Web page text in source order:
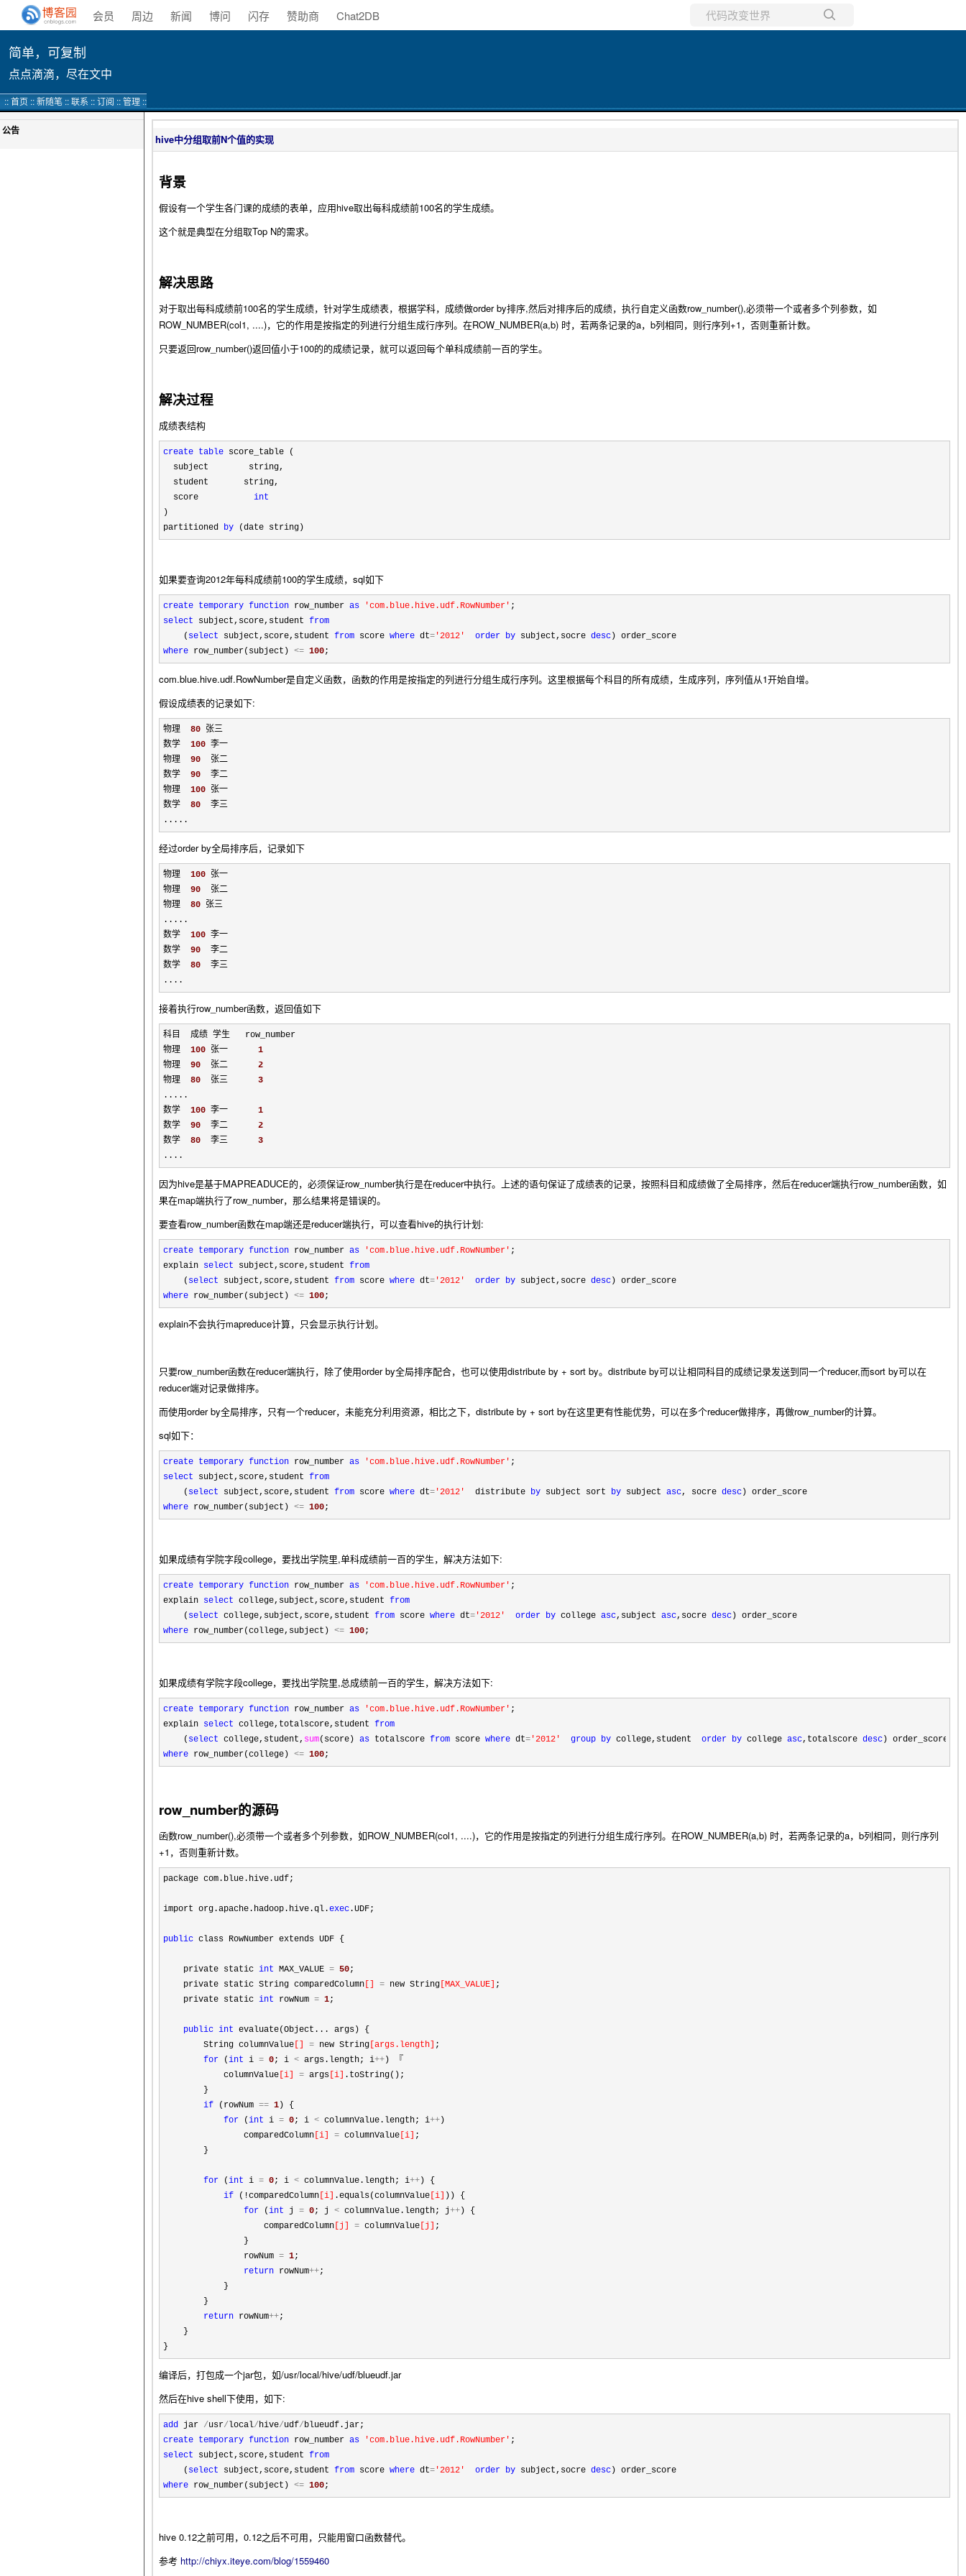
会员 周边 新闻 博问 闪存 赞助商 Chat2DB
简单，可复制
点点滴滴，尽在文中
::首页 ::新随笔 ::联系 ::订阅 ::管理 ::
公告
hive中分组取前N个值的实现
背景
假设有一个学生各门课的成绩的表单，应用hive取出每科成绩前100名的学生成绩。
这个就是典型在分组取Top N的需求。
解决思路
对于取出每科成绩前100名的学生成绩，针对学生成绩表，根据学科，成绩做order by排序,然后对排序后的成绩，执行自定义函数row_number(),必须带一个或者多个列参数，如
ROW_NUMBER(col1, ....)，它的作用是按指定的列进行分组生成行序列。 在ROW_NUMBER(a,b) 时，若两条记录的a，b列相同，则行序列+1，否则重新计数。
只要返回row_number()返回值小于100的的成绩记录，就可以返回每个单科成绩前一百的学生。
解决过程
成绩表结构
create table score_table (
  subject        string,
  student       string,
  score
int
)
partitioned by (date string)
如果要查询2012年每科成绩前100的学生成绩，sql如下
create temporary function row_number as 'com.blue.hive.udf.RowNumber '
select subject,score,student from
    (
select subject,score,student from score where dt= '2012 ' order by subject,socre desc
where row_number(subject) <= 100;
com.blue.hive.udf.RowNumber是自定义函数，函数的作用是按指定的列进行分组生成行序列。这里根据每个科目的所有成绩，生成序列，序列值从1开始自增。
假设成绩表的记录如下:
物理 80 张三
数学 100 李一
物理 90
  张二
数学 90
  李二
物理 100 张一
数学 80
  李三
.....
经过order by全局排序后，记录如下
物理 100 张一
物理 90
  张二
物理 80 张三
.....
数学 100 李一
数学 90
  李二
数学 80
  李三
....
接着执行row_number函数，返回值如下
科目  成绩 学生   row_number
物理 100 张一 1
物理 90
  张二
2
物理 80
  张三
3
.....
数学 100 李一 1
数学 90
  李二
2
数学 80
  李三
3
....
因为hive是基于MAPREADUCE的，必须保证row_number执行是在reducer中执行。上述的语句保证了成绩表的记录，按照科目和成绩做了全局排序，然后在reducer端执行row_number函数，如
果在map端执行了row_number，那么结果将是错误的。
要查看row_number函数在map端还是reducer端执行，可以查看hive的执行计划:
create temporary function row_number as 'com.blue.hive.udf.RowNumber ' ;
explain select subject,score,student from
    (
select subject,score,student from score where dt= '2012 ' order by subject,socre desc
where row_number(subject) <= 100;
explain不会执行mapreduce计算，只会显示执行计划。
只要row_number函数在reducer端执行，除了使用order by全局排序配合，也可以使用distribute by + sort by。distribute by可以让相同科目的成绩记录发送到同一个reducer,而sort by可以在
reducer端对记录做排序。
而使用order by全局排序，只有一个reducer，未能充分利用资源，相比之下，distribute by + sort by在这里更有性能优势，可以在多个reducer做排序，再做row_number的计算。
sql如下：
create temporary function row_number as 'com.blue.hive.udf.RowNumber '
select subject,score,student from
    (
select subject,score,student from score where dt= '2012 '
  distribute
by subject sort by subject asc, socre desc
where row_number(subject) <= 100;
如果成绩有学院字段college，要找出学院里,单科成绩前一百的学生，解决方法如下:
create temporary function row_number as 'com.blue.hive.udf.RowNumber ' ;
explain select college,subject,score,student from
    (
select college,subject,score,student from score where dt= '2012 ' order by college asc,subject asc,socre desc
where row_number(college,subject) <= 100;
如果成绩有学院字段college，要找出学院里,总成绩前一百的学生，解决方法如下:
create temporary function row_number as 'com.blue.hive.udf.RowNumber ' ;
explain select college,totalscore,student from
    (
select college,student, sum(score) as totalscore from score where dt= '2012 ' group by college,student order by college asc,totalscore desc
where row_number(college) <= 100;
row_number的源码
函数row_number(),必须带一个或者多个列参数，如ROW_NUMBER(col1, ....)，它的作用是按指定的列进行分组生成行序列。在ROW_NUMBER(a,b) 时，若两条记录的a，b列相同，则行序列
+1，否则重新计数。
package com.blue.hive.udf;
import org.apache.hadoop.hive.ql.exec .UDF;
public class RowNumber extends UDF {
    private static
int MAX_VALUE = 50;
    private static String comparedColumn
= new String MAX_VALUE
;
    private static
int rowNum = 1;
public int evaluate(Object... args) {
        String columnValue
= new String args.length
;
for (int i = 0; i < args.length; i++ ) 『
            columnValue
i = args i
.toString();
        }
if (rowNum == 1 ) {
for (int i = 0; i < columnValue.length; i++ )
                comparedColumn
i = columnValue i
;
        }
for (int i = 0; i < columnValue.length; i++ ) {
if (!comparedColumn i .equals(columnValue i
)) {
for (int j = 0; j < columnValue.length; j++ ) {
                    comparedColumn
j = columnValue j
;
                }
                rowNum
= 1;
return rowNum++;
            }
        }
return rowNum++;
    }
}
编译后，打包成一个jar包，如/usr/local/hive/udf/blueudf.jar
然后在hive shell下使用，如下:
add jar /usr/ local/hive/udf/
create temporary function row_number as 'com.blue.hive.udf.RowNumber '
select subject,score,student from
    (
select subject,score,student from score where dt= '2012 ' order by subject,socre desc
where row_number(subject) <= 100;
hive 0.12之前可用，0.12之后不可用，只能用窗口函数替代。
参考 http://chiyx.iteye.com/blog/1559460